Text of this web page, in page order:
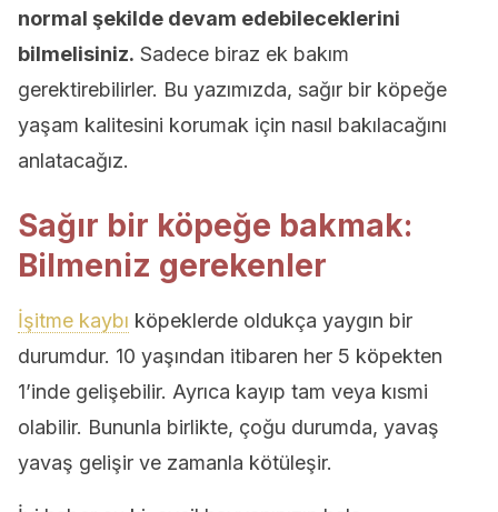
normal şekilde devam edebileceklerini
bilmelisiniz. Sadece biraz ek bakım
gerektirebilirler. Bu yazımızda, sağır bir köpeğe
yaşam kalitesini korumak için nasıl bakılacağını
anlatacağız.
Sağır bir köpeğe bakmak:
Bilmeniz gerekenler
İşitme kaybı köpeklerde oldukça yaygın bir
durumdur. 10 yaşından itibaren her 5 köpekten
1’inde gelişebilir. Ayrıca kayıp tam veya kısmi
olabilir. Bununla birlikte, çoğu durumda, yavaş
yavaş gelişir ve zamanla kötüleşir.